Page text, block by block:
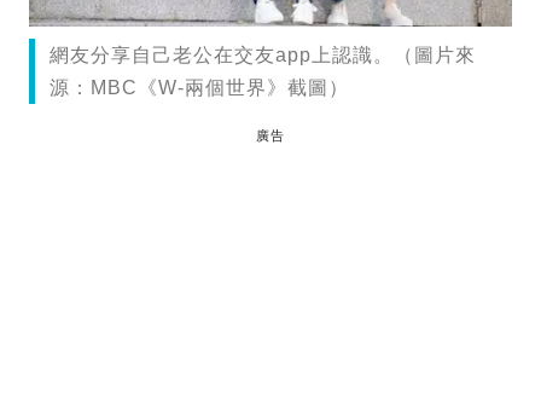
網友分享自己老公在交友app上認識。（圖片來
源：MBC《W-兩個世界》截圖）
廣告